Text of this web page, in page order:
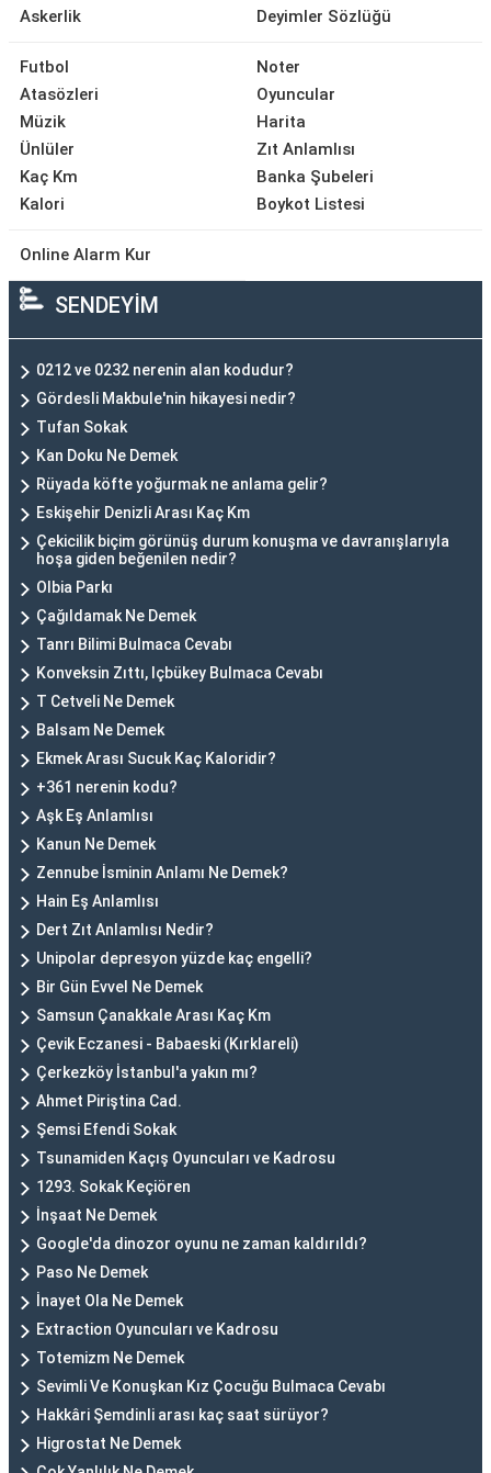
Askerlik
Deyimler Sözlüğü
Futbol
Atasözleri
Müzik
Ünlüler
Kaç Km
Kalori
Noter
Oyuncular
Harita
Zıt Anlamlısı
Banka Şubeleri
Boykot Listesi
Online Alarm Kur
SENDEYİM
0212 ve 0232 nerenin alan kodudur?
Gördesli Makbule'nin hikayesi nedir?
Tufan Sokak
Kan Doku Ne Demek
Rüyada köfte yoğurmak ne anlama gelir?
Eskişehir Denizli Arası Kaç Km
Çekicilik biçim görünüş durum konuşma ve davranışlarıyla
hoşa giden beğenilen nedir?
Olbia Parkı
Çağıldamak Ne Demek
Tanrı Bilimi Bulmaca Cevabı
Konveksin Zıttı, Içbükey Bulmaca Cevabı
T Cetveli Ne Demek
Balsam Ne Demek
Ekmek Arası Sucuk Kaç Kaloridir?
+361 nerenin kodu?
Aşk Eş Anlamlısı
Kanun Ne Demek
Zennube İsminin Anlamı Ne Demek?
Hain Eş Anlamlısı
Dert Zıt Anlamlısı Nedir?
Unipolar depresyon yüzde kaç engelli?
Bir Gün Evvel Ne Demek
Samsun Çanakkale Arası Kaç Km
Çevik Eczanesi - Babaeski (Kırklareli)
Çerkezköy İstanbul'a yakın mı?
Ahmet Piriştina Cad.
Şemsi Efendi Sokak
Tsunamiden Kaçış Oyuncuları ve Kadrosu
1293. Sokak Keçiören
İnşaat Ne Demek
Google'da dinozor oyunu ne zaman kaldırıldı?
Paso Ne Demek
İnayet Ola Ne Demek
Extraction Oyuncuları ve Kadrosu
Totemizm Ne Demek
Sevimli Ve Konuşkan Kız Çocuğu Bulmaca Cevabı
Hakkâri Şemdinli arası kaç saat sürüyor?
Higrostat Ne Demek